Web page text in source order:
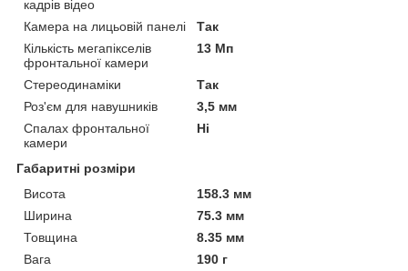
кадрів відео
Камера на лицьовій панелі
Так
Кількість мегапікселів
фронтальної камери
13 Мп
Стереодинаміки
Так
Роз'єм для навушників
3,5 мм
Спалах фронтальної
камери
Ні
Габаритні розміри
Висота
158.3 мм
Ширина
75.3 мм
Товщина
8.35 мм
Вага
190 г